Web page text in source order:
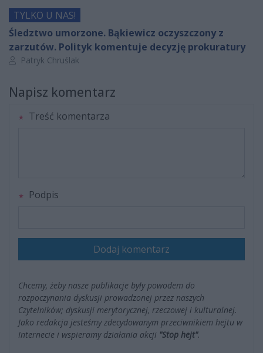
TYLKO U NAS!
Śledztwo umorzone. Bąkiewicz oczyszczony z
zarzutów. Polityk komentuje decyzję prokuratury
Autor artykułu:
Patryk Chruślak
Napisz komentarz
Treść komentarza
Podpis
Dodaj komentarz
Chcemy, żeby nasze publikacje były powodem do
rozpoczynania dyskusji prowadzonej przez naszych
Czytelników; dyskusji merytorycznej, rzeczowej i kulturalnej.
Jako redakcja jesteśmy zdecydowanym przeciwnikiem hejtu w
Internecie i wspieramy działania akcji "Stop hejt".